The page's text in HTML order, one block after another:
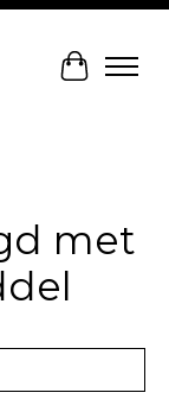
met